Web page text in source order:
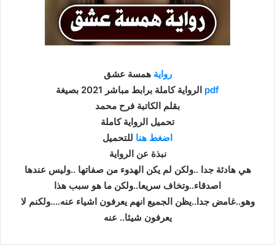
رواية همسة عشق
pdf الرواية كاملة برابط مباشر 2021 بصيغة
بقلم الكاتبة فرح محمد
تحميل الرواية كاملة
اضغط هنا للتحميل
نبذة عن الرواية
هي هادئة جدا ..ولكن لم يكن الهدوء من صفاتها ..وليس عندها
اصدقاء..وتخاف سريعا..ولكن ما هو سبب هذا
وهو..غامض جدا..يظن الجميع انهم يعرفون اشياء عنه….ولكنم لا
يعرفون شيئا.. عنه